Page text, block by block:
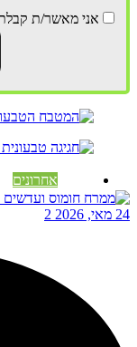
אני מאשר/ת קבלת
אחרונים
24 מאי, 2026 2